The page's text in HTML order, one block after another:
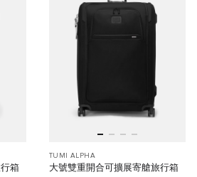
箱
TUMI ALPHA
大號雙重開合可擴展寄艙旅行箱